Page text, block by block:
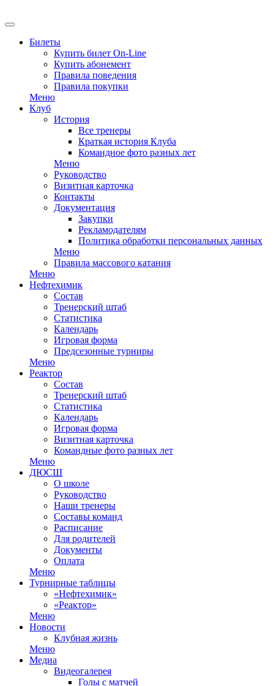
Билеты
Купить билет On-Line
Купить абонемент
Правила поведения
Правила покупки
Меню
Клуб
История
Все тренеры
Краткая история Клуба
Командное фото разных лет
Меню
Руководство
Визитная карточка
Контакты
Документация
Закупки
Рекламодателям
Политика обработки персональных данных
Меню
Правила массового катания
Меню
Нефтехимик
Состав
Тренерский штаб
Статистика
Календарь
Игровая форма
Предсезонные турниры
Меню
Реактор
Состав
Тренерский штаб
Статистика
Календарь
Игровая форма
Визитная карточка
Командные фото разных лет
Меню
ДЮСШ
О школе
Руководство
Наши тренеры
Составы команд
Расписание
Для родителей
Документы
Оплата
Меню
Турнирные таблицы
«Нефтехимик»
«Реактор»
Меню
Новости
Клубная жизнь
Меню
Медиа
Видеогалерея
Голы с матчей